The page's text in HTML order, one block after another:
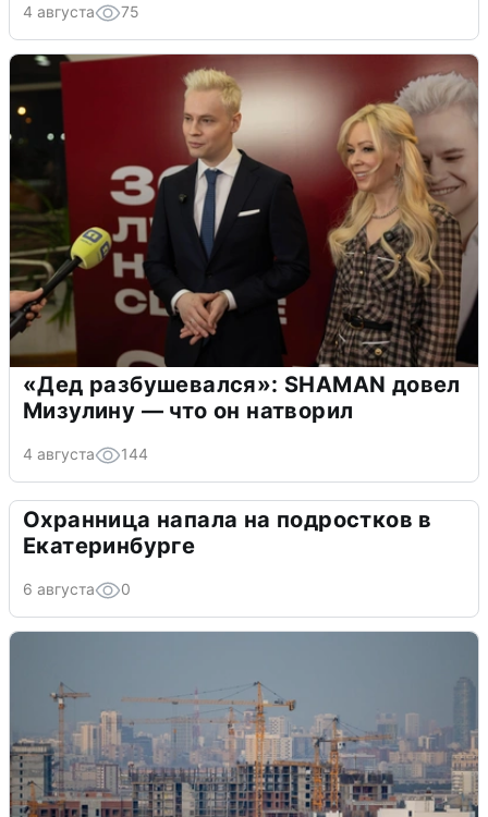
4 августа 75
«Дед разбушевался»: SHAMAN довел
Мизулину — что он натворил
4 августа 144
Охранница напала на подростков в
Екатеринбурге
6 августа 0